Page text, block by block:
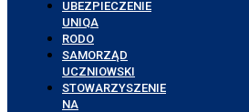
UBEZPIECZENIE
UNIQA
RODO
SAMORZĄD
UCZNIOWSKI
STOWARZYSZENIE
NA